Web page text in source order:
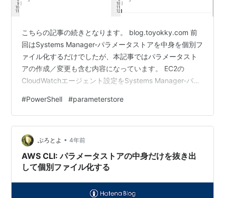
こちらの記事の続きとなります。 blog.toyokky.com 前
回はSystems Manager-パラメータストアを中身を個別フ
ァイル化するだけでしたが、本記事ではパラメータスト
アの作成／変更も含む内容になっています。 EC2の
CloudWatchエージェント設定をSystems Manager-パラ
のパラメータストア変更があり、流石に手作業での変更
は時間とミス防止から無理でしたので、AWS CLIで実行
しました。 時間も短縮できましたし、パラメータストア
変更前後の中身をWinMergeで比較表示までCLIで出来た
ため、かなり楽に作業を…
#PowerShell #parameterstore
ぶろとよ • 4年前
AWS CLI: パラメータストアの中身だけを抜き出
して個別ファイル化する